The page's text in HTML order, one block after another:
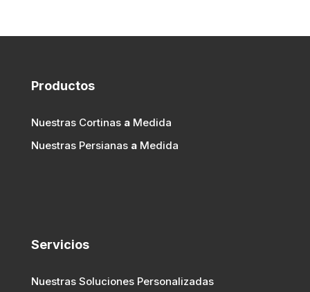
Productos
Nuestras Cortinas aMedida
Nuestras PersianasaMedida
Servicios
Nuestras Soluciones Personalizadas